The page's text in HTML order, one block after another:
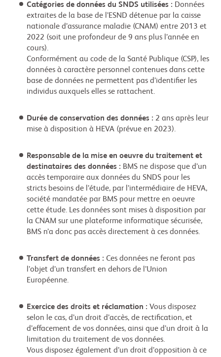
Catégories de données du SNDS utilisées : Données
extraites de la base de l’ESND détenue par la caisse
nationale d’assurance maladie (CNAM) entre 2013 et
2022 (soit une profondeur de 9 ans plus l’année en
cours).
Conformément au code de la Santé Publique (CSP), les
données à caractère personnel contenues dans cette
base de données ne permettent pas d’identifier les
individus auxquels elles se rattachent.
Durée de conservation des données : 2 ans après leur
mise à disposition à HEVA (prévue en 2023).
Responsable de la mise en oeuvre du traitement et
destinataires des données : BMS ne dispose que d’un
accès temporaire aux données du SNDS pour les
stricts besoins de l’étude, par l’intermédiaire de HEVA,
société mandatée par BMS pour mettre en oeuvre
cette étude. Les données sont mises à disposition par
la CNAM sur une plateforme informatique sécurisée,
BMS n’a donc pas accès directement à ces données.
Transfert de données : Ces données ne feront pas
l’objet d’un transfert en dehors de l’Union
Européenne.
Exercice des droits et réclamation : Vous disposez
selon le cas, d’un droit d’accès, de rectification, et
d’effacement de vos données, ainsi que d’un droit à la
limitation du traitement de vos données.
Vous disposez également d’un droit d’opposition à ce